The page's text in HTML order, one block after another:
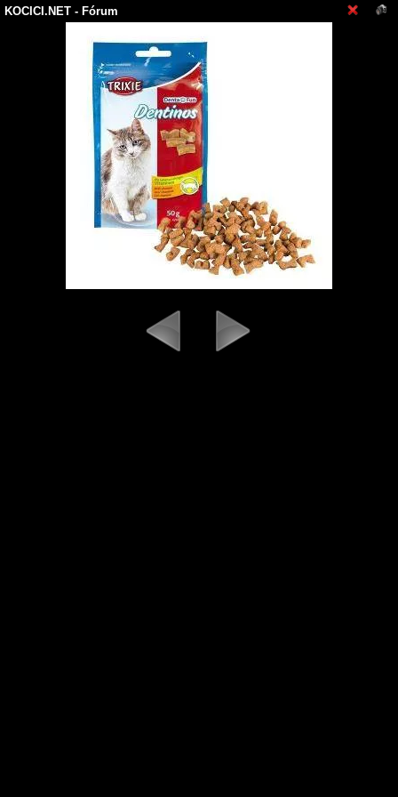
KOCICI.NET - Fórum